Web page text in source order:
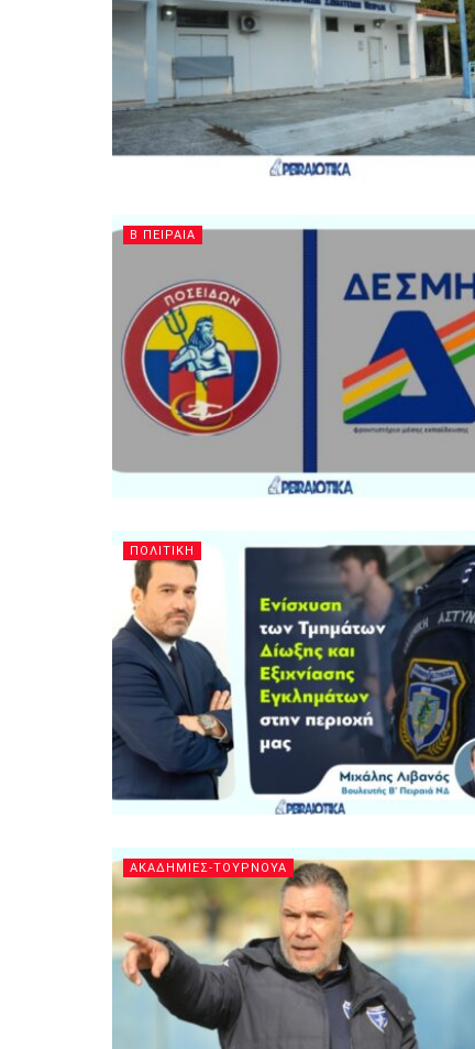
Β ΠΕΙΡΑΙΑ
ΠΟΛΙΤΙΚΗ
ΑΚΑΔΗΜΙΕΣ-ΤΟΥΡΝΟΥΑ